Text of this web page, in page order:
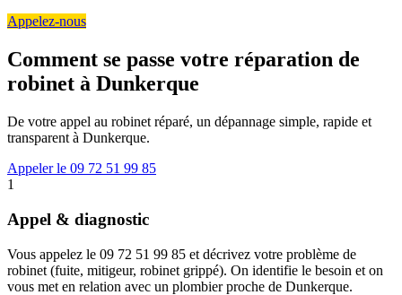
Appelez-nous
Comment se passe votre réparation de
robinet à Dunkerque
De votre appel au robinet réparé, un dépannage simple, rapide et
transparent à Dunkerque.
Appeler le 09 72 51 99 85
1
Appel & diagnostic
Vous appelez le 09 72 51 99 85 et décrivez votre problème de
robinet (fuite, mitigeur, robinet grippé). On identifie le besoin et on
vous met en relation avec un plombier proche de Dunkerque.